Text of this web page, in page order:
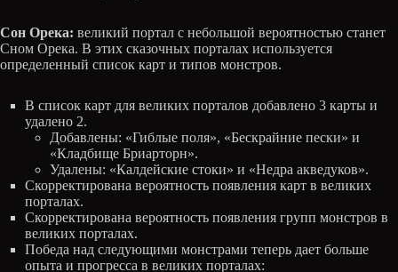
Сон Орека: великий портал с небольшой вероятностью станет
Сном Орека. В этих сказочных порталах используется
определенный список карт и типов монстров.
В список карт для великих порталов добавлено 3 карты и
удалено 2.
Добавлены: «Гиблые поля», «Бескрайние пески» и
«Кладбище Бриарторн».
Удалены: «Калдейские стоки» и «Недра акведуков».
Скорректирована вероятность появления карт в великих
порталах.
Скорректирована вероятность появления групп монстров в
великих порталах.
Победа над следующими монстрами теперь дает больше
опыта и прогресса в великих порталах: